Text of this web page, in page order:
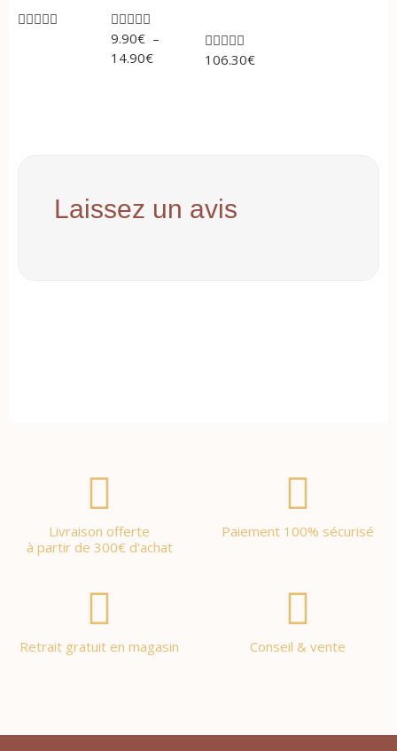
 
9.90€ –
14.90€

106.30€
Laissez un avis
Livraison offerte
à partir de 300€ d'achat
Paiement 100% sécurisé
Retrait gratuit en magasin Conseil & vente